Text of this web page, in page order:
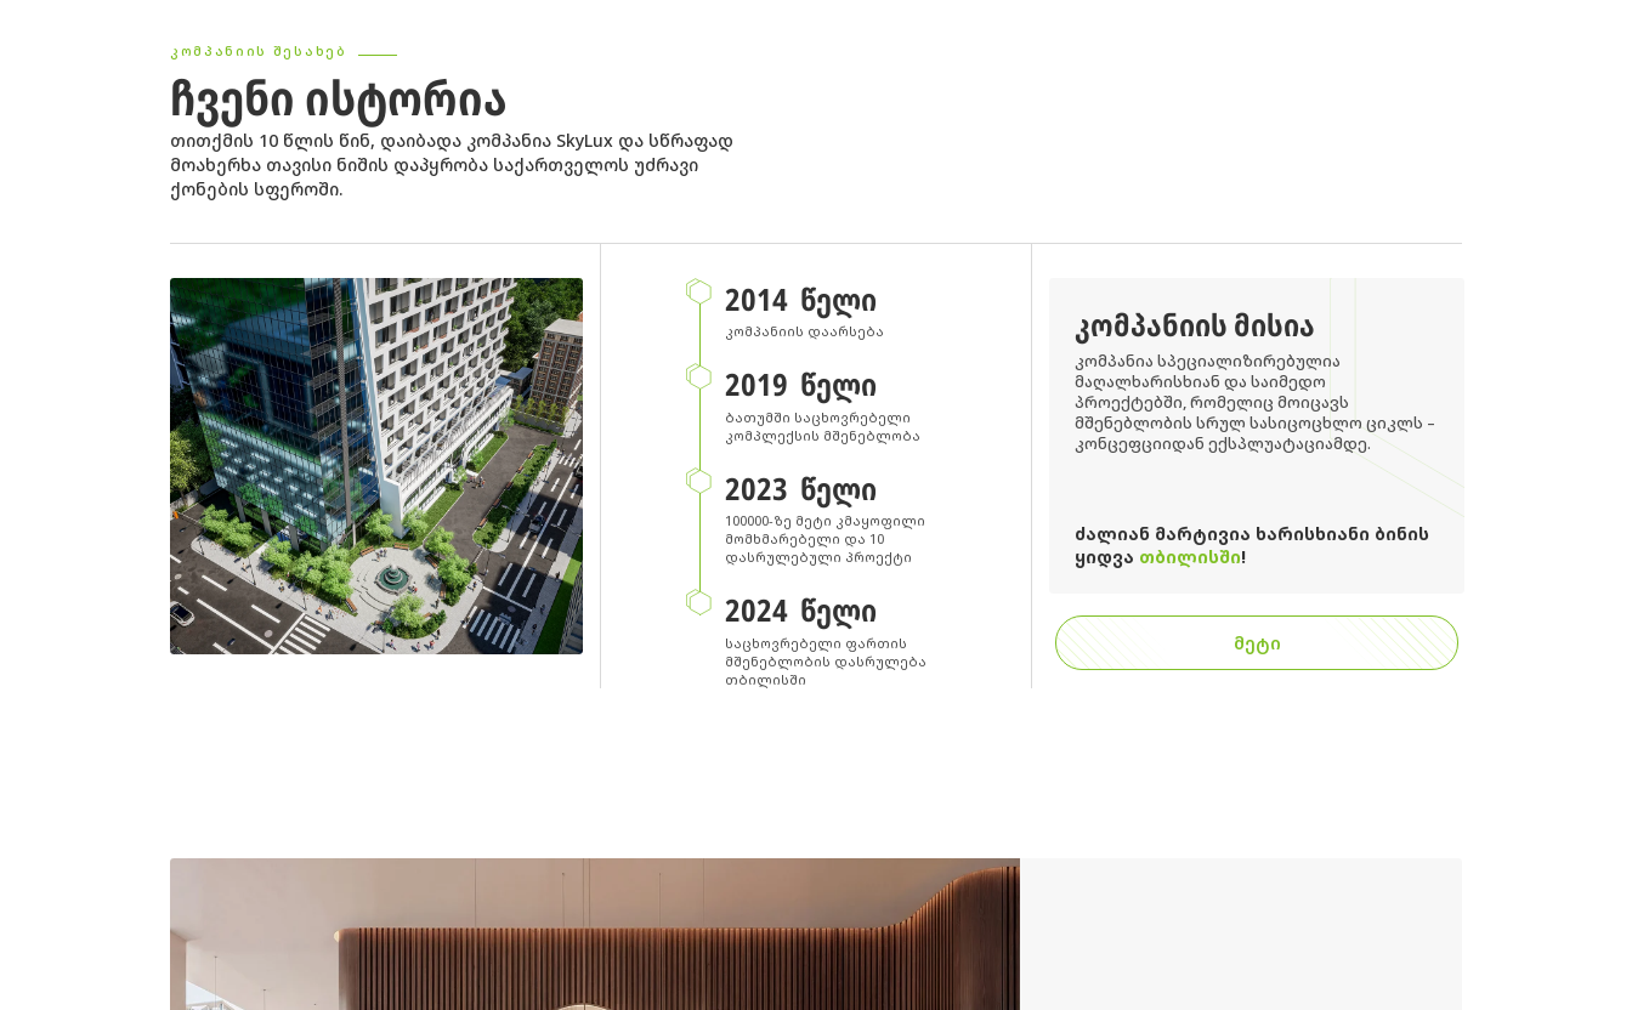
ᲙᲝᲛᲞᲐᲜᲘᲘᲡ ᲨᲔᲡᲐᲮᲔᲑ
ᲩᲕᲔᲜᲘ ᲘᲡᲢᲝᲠᲘᲐ
თითქმის 10 წლის წინ, დაიბადა კომპანია SkyLux და სწრაფად
მოახერხა თავისი ნიშის დაპყრობა საქართველოს უძრავი
ქონების სფეროში.
2014 ᲬᲔᲚᲘ
კომპანიის დაარსება
2019 ᲬᲔᲚᲘ
ბათუმში საცხოვრებელი
კომპლექსის მშენებლობა
2023 ᲬᲔᲚᲘ
100000-ზე მეტი კმაყოფილი
მომხმარებელი და 10
დასრულებული პროექტი
2024 ᲬᲔᲚᲘ
საცხოვრებელი ფართის
მშენებლობის დასრულება
თბილისში
ᲙᲝᲛᲞᲐᲜᲘᲘᲡ ᲛᲘᲡᲘᲐ
კომპანია სპეციალიზირებულია
მაღალხარისხიან და საიმედო
პროექტებში, რომელიც მოიცავს
მშენებლობის სრულ სასიცოცხლო ციკლს –
კონცეფციიდან ექსპლუატაციამდე.
ᲫᲐᲚᲘᲐᲜ ᲛᲐᲠᲢᲘᲕᲘᲐ ᲮᲐᲠᲘᲡᲮᲘᲐᲜᲘ ᲑᲘᲜᲘᲡ
ᲧᲘᲓᲕᲐ ᲗᲑᲘᲚᲘᲡᲨᲘ!
ᲛᲔᲢᲘ
ᲒᲐᲚᲔᲠᲔᲐ
Skylux: ჩვენ ვაშენებთ არა მხოლოდ